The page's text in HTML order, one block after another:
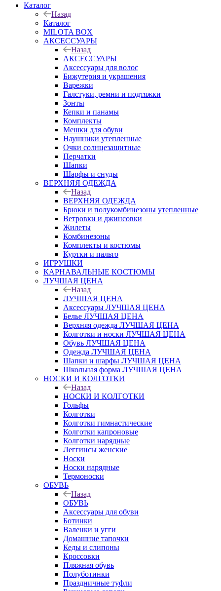
Каталог
Назад
Каталог
MILOTA BOX
АКСЕССУАРЫ
Назад
АКСЕССУАРЫ
Аксессуары для волос
Бижутерия и украшения
Варежки
Галстуки, ремни и подтяжки
Зонты
Кепки и панамы
Комплекты
Мешки для обуви
Наушники утепленные
Очки солнцезащитные
Перчатки
Шапки
Шарфы и снуды
ВЕРХНЯЯ ОДЕЖДА
Назад
ВЕРХНЯЯ ОДЕЖДА
Брюки и полукомбинезоны утепленные
Ветровки и джинсовки
Жилеты
Комбинезоны
Комплекты и костюмы
Куртки и пальто
ИГРУШКИ
КАРНАВАЛЬНЫЕ КОСТЮМЫ
ЛУЧШАЯ ЦЕНА
Назад
ЛУЧШАЯ ЦЕНА
Аксессуары ЛУЧШАЯ ЦЕНА
Белье ЛУЧШАЯ ЦЕНА
Верхняя одежда ЛУЧШАЯ ЦЕНА
Колготки и носки ЛУЧШАЯ ЦЕНА
Обувь ЛУЧШАЯ ЦЕНА
Одежда ЛУЧШАЯ ЦЕНА
Шапки и шарфы ЛУЧШАЯ ЦЕНА
Школьная форма ЛУЧШАЯ ЦЕНА
НОСКИ И КОЛГОТКИ
Назад
НОСКИ И КОЛГОТКИ
Гольфы
Колготки
Колготки гимнастические
Колготки капроновые
Колготки нарядные
Леггинсы женские
Носки
Носки нарядные
Термоноски
ОБУВЬ
Назад
ОБУВЬ
Аксессуары для обуви
Ботинки
Валенки и угги
Домашние тапочки
Кеды и слипоны
Кроссовки
Пляжная обувь
Полуботинки
Праздничные туфли